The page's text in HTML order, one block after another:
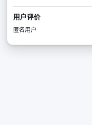
用户评价
匿名用户